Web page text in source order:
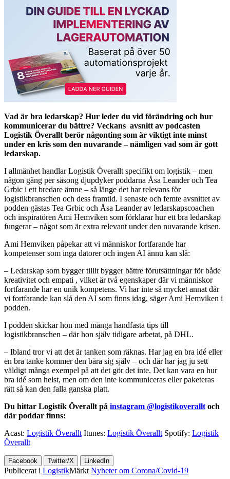
Vad är bra ledarskap? Hur leder du vid förändring och hur
kommunicerar du bättre? Veckans avsnitt av podcasten
Logistik Överallt berör någonting som är viktigt inte minst
under en kris som den nuvarande – nämligen vad som är gott
ledarskap.
I allmänhet handlar Logistik Överallt specifikt om logistik – men
någon gång per säsong djupdyker poddarna Åsa Leander och Tea
Grbic i ett bredare ämne – så länge det har relevans för
logistikbranschen och dess framtid. I senaste och femte avsnittet av
podden gästas Tea Grbic och Åsa Leander av ledarskapscoachen
och inspiratören Ami Hemviken som förklarar hur ett bra ledarskap
fungerar – något som är extra relevant under den nuvarande krisen.
Ami Hemviken påpekar att vi människor fortfarande har
kompetenser som inga datorer och ingen AI ännu kan slå:
– Ledarskap som bygger tillit bygger bättre förutsättningar för både
kreativitet och empati , vilket är två egenskaper där vi människor
fortfarande har en unik kompetens. Vi har inte så mycket annat där
vi fortfarande kan slå den AI som finns idag, säger Ami Hemviken i
podden.
I podden skickar hon med många handfasta tips till
logistikbranschen – där hon själv tidigare arbetat, på DHL.
– Ibland tror vi att det är tanken som räknas. Har jag en bra idé eller
en bra tanke kommer den bära sig själv – och där har jag ju sett
väldigt många exempel på att det gör det inte. Det kan vara en hur
bra idé som helst, men om den inte kommuniceras eller paketeras
rätt så kan den falla ganska platt.
Du hittar Logistik Överallt på instagram @logistikoverallt och
där poddar finns:
Acast: Logistik Överallt Itunes: Logistik Överallt Spotify: Logistik
Överallt
Facebook Twitter/X LinkedIn
Publicerat i LogistikMärkt Nyheter om Corona/Covid-19